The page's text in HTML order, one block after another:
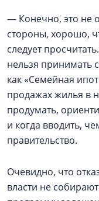
— Конечно, это не
стороны, хорошо,
следует
нельзя принимать
как «Семейная
продажах жилья в
продумать,
и когда вводить,
правительство.
Очевидно, что
власти не